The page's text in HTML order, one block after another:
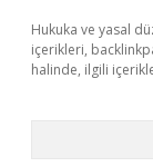
Hukuka ve yasal
içerikleri,
halinde, ilgili